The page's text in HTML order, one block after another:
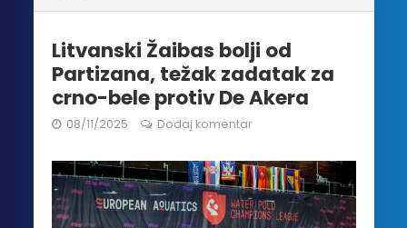
Litvanski Žaibas bolji od
Partizana, težak zadatak za
crno-bele protiv De Akera
08/11/2025 Dodaj komentar